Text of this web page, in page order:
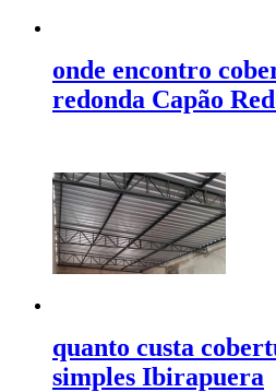
onde encontro
redonda Capão
quanto custa
simples Ibirapuera